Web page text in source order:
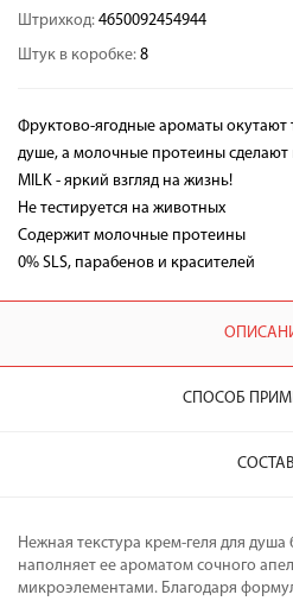
Штрихкод: 4650092454944
Штук в коробке: 8
Фруктово-ягодные ароматы окутают
душе, а молочные протеины
MILK - яркий взгляд на жизнь!
Не тестируется на животных
Содержит молочные протеины
0% SLS, парабенов и красителей
СПОСОБ
СОСТАВ
Нежная текстура крем-геля для
наполняет ее ароматом сочного
микроэлементами. Благодаря